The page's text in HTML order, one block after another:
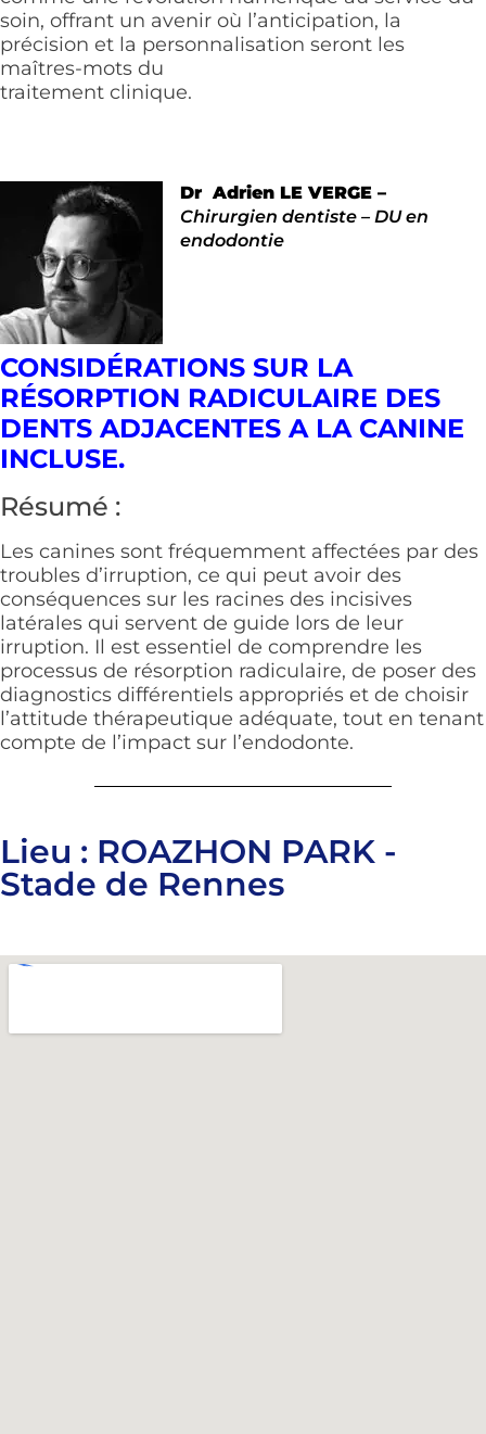
soin, offrant un avenir où l’anticipation, la
précision et la personnalisation seront les
maîtres-mots du
traitement clinique.
Dr Adrien LE VERGE –
Chirurgien dentiste – DU en
endodontie
CONSIDÉRATIONS SUR LA
RÉSORPTION RADICULAIRE DES
DENTS ADJACENTES A LA CANINE
INCLUSE.
Résumé :
Les canines sont fréquemment affectées par des
troubles d’irruption, ce qui peut avoir des
conséquences sur les racines des incisives
latérales qui servent de guide lors de leur
irruption. Il est essentiel de comprendre les
processus de résorption radiculaire, de poser des
diagnostics différentiels appropriés et de choisir
l’attitude thérapeutique adéquate, tout en tenant
compte de l’impact sur l’endodonte.
Lieu : ROAZHON PARK -
Stade de Rennes